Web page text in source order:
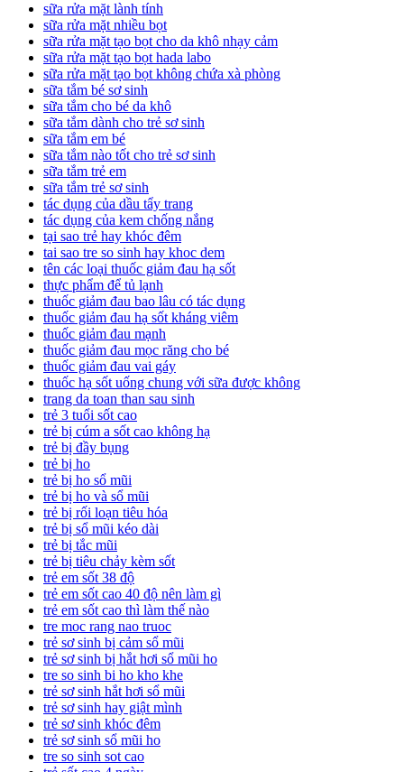
sữa rửa mặt lành tính
sữa rửa mặt nhiều bọt
sữa rửa mặt tạo bọt cho da khô nhạy cảm
sữa rửa mặt tạo bọt hada labo
sữa rửa mặt tạo bọt không chứa xà phòng
sữa tắm bé sơ sinh
sữa tắm cho bé da khô
sữa tắm dành cho trẻ sơ sinh
sữa tắm em bé
sữa tắm nào tốt cho trẻ sơ sinh
sữa tắm trẻ em
sữa tắm trẻ sơ sinh
tác dụng của dầu tẩy trang
tác dụng của kem chống nắng
tại sao trẻ hay khóc đêm
tai sao tre so sinh hay khoc dem
tên các loại thuốc giảm đau hạ sốt
thực phẩm để tủ lạnh
thuốc giảm đau bao lâu có tác dụng
thuốc giảm đau hạ sốt kháng viêm
thuốc giảm đau mạnh
thuốc giảm đau mọc răng cho bé
thuốc giảm đau vai gáy
thuốc hạ sốt uống chung với sữa được không
trang da toan than sau sinh
trẻ 3 tuổi sốt cao
trẻ bị cúm a sốt cao không hạ
trẻ bị đầy bụng
trẻ bị ho
trẻ bị ho sổ mũi
trẻ bị ho và sổ mũi
trẻ bị rối loạn tiêu hóa
trẻ bị sổ mũi kéo dài
trẻ bị tắc mũi
trẻ bị tiêu chảy kèm sốt
trẻ em sốt 38 độ
trẻ em sốt cao 40 độ nên làm gì
trẻ em sốt cao thì làm thế nào
tre moc rang nao truoc
trẻ sơ sinh bị cảm sổ mũi
trẻ sơ sinh bị hắt hơi sổ mũi ho
tre so sinh bi ho kho khe
trẻ sơ sinh hắt hơi sổ mũi
trẻ sơ sinh hay giật mình
trẻ sơ sinh khóc đêm
trẻ sơ sinh sổ mũi ho
tre so sinh sot cao